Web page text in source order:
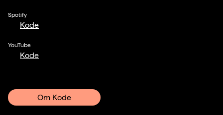
Spotify
Kode
YouTube
Kode
Om Kode